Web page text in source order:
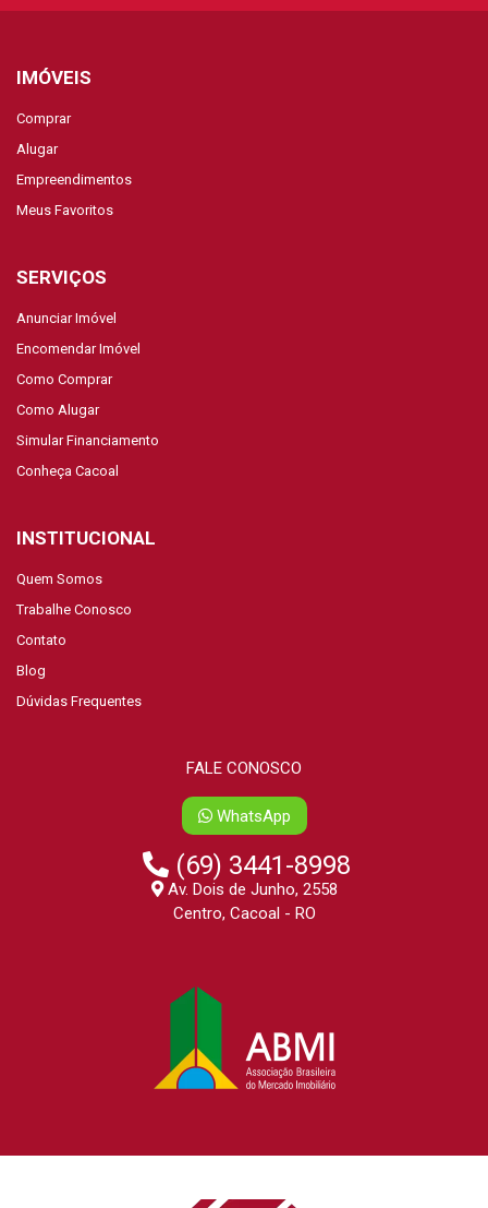
IMÓVEIS
Comprar
Alugar
Empreendimentos
Meus Favoritos
SERVIÇOS
Anunciar Imóvel
Encomendar Imóvel
Como Comprar
Como Alugar
Simular Financiamento
Conheça Cacoal
INSTITUCIONAL
Quem Somos
Trabalhe Conosco
Contato
Blog
Dúvidas Frequentes
FALE CONOSCO
WhatsApp
(69) 3441-8998
Av. Dois de Junho, 2558
Centro, Cacoal - RO